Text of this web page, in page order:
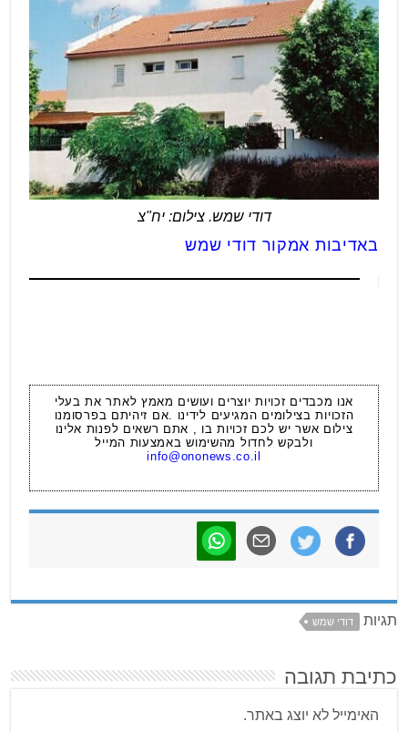
דודי שמש. צילום: יח"צ
באדיבות אמקור דודי שמש
אנו מכבדים זכויות יוצרים ועושים מאמץ לאתר את בעלי
הזכויות בצילומים המגיעים לידינו .אם זיהיתם בפרסומנו
צילום אשר יש לכם זכויות בו , אתם רשאים לפנות אלינו
ולבקש לחדול מהשימוש באמצעות המייל
info@ononews.co.il
תגיות דודי שמש
כתיבת תגובה
האימייל לא יוצג באתר.